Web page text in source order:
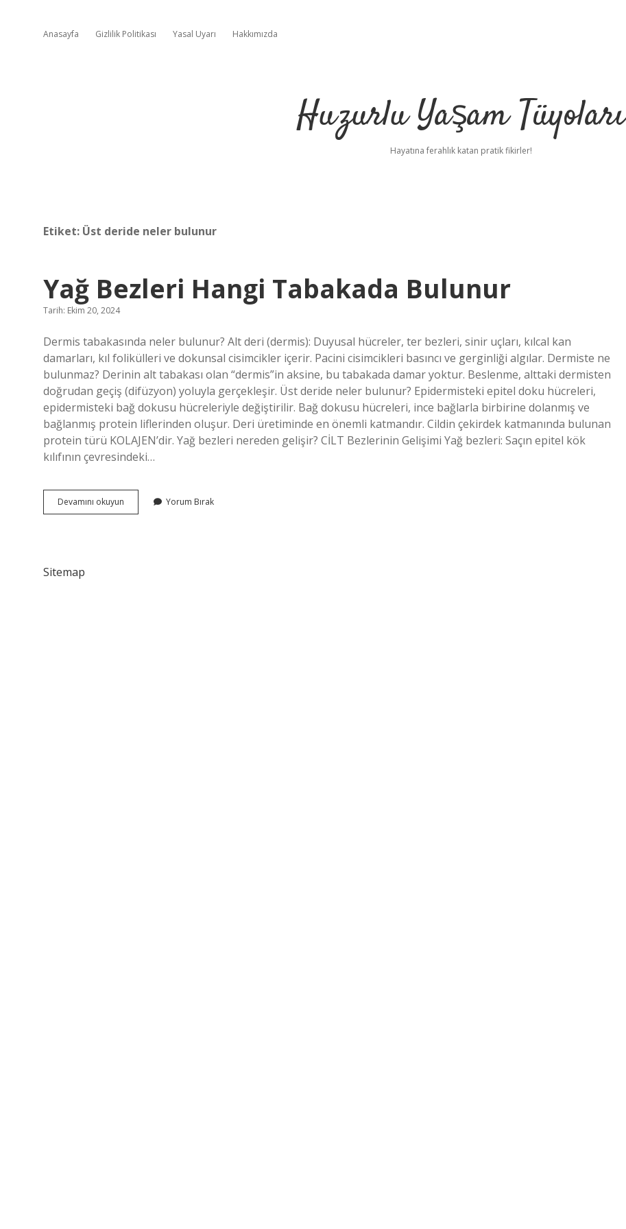
Anasayfa Gizlilik Politikası Yasal Uyarı Hakkımızda
Huzurlu Yaşam Tüyoları
Hayatına ferahlık katan pratik fikirler!
Etiket: Üst deride neler bulunur
Yağ Bezleri Hangi Tabakada Bulunur
Tarih: Ekim 20, 2024
Dermis tabakasında neler bulunur? Alt deri (dermis): Duyusal hücreler, ter bezleri, sinir uçları, kılcal kan
damarları, kıl folikülleri ve dokunsal cisimcikler içerir. Pacini cisimcikleri basıncı ve gerginliği algılar. Dermiste ne
bulunmaz? Derinin alt tabakası olan “dermis”in aksine, bu tabakada damar yoktur. Beslenme, alttaki dermisten
doğrudan geçiş (difüzyon) yoluyla gerçekleşir. Üst deride neler bulunur? Epidermisteki epitel doku hücreleri,
epidermisteki bağ dokusu hücreleriyle değiştirilir. Bağ dokusu hücreleri, ince bağlarla birbirine dolanmış ve
bağlanmış protein liflerinden oluşur. Deri üretiminde en önemli katmandır. Cildin çekirdek katmanında bulunan
protein türü KOLAJEN’dir. Yağ bezleri nereden gelişir? CİLT Bezlerinin Gelişimi Yağ bezleri: Saçın epitel kök
kılıfının çevresindeki…
Devamını okuyun
Bezleri
Yorum Bırak
Sitemap